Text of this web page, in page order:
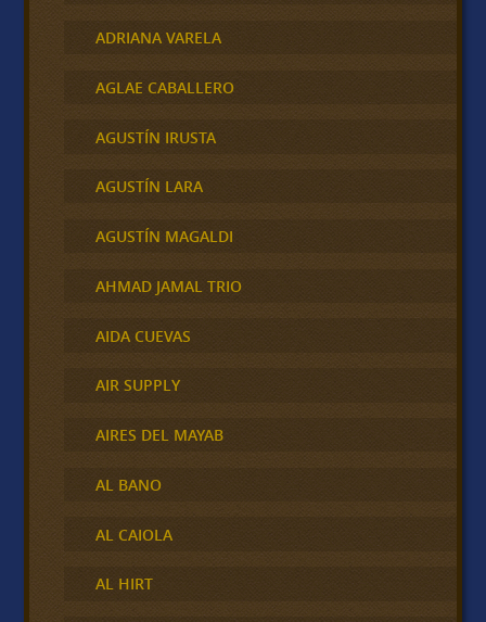
ADRIANA VARELA
AGLAE CABALLERO
AGUSTÍN IRUSTA
AGUSTÍN LARA
AGUSTÍN MAGALDI
AHMAD JAMAL TRIO
AIDA CUEVAS
AIR SUPPLY
AIRES DEL MAYAB
AL BANO
AL CAIOLA
AL HIRT